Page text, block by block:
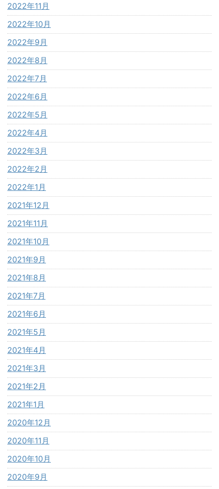
2022年11月
2022年10月
2022年9月
2022年8月
2022年7月
2022年6月
2022年5月
2022年4月
2022年3月
2022年2月
2022年1月
2021年12月
2021年11月
2021年10月
2021年9月
2021年8月
2021年7月
2021年6月
2021年5月
2021年4月
2021年3月
2021年2月
2021年1月
2020年12月
2020年11月
2020年10月
2020年9月